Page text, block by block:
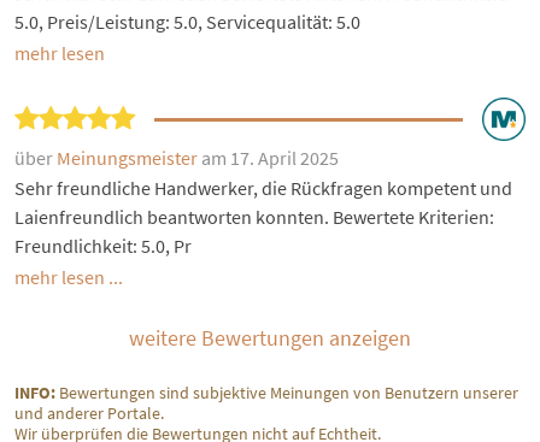
5.0, Preis/Leistung: 5.0, Servicequalität: 5.0
mehr lesen
über Meinungsmeister am 17. April 2025
Sehr freundliche Handwerker, die Rückfragen kompetent und
Laienfreundlich beantworten konnten. Bewertete Kriterien:
Freundlichkeit: 5.0, Pr
mehr lesen ...
weitere Bewertungen anzeigen
INFO: Bewertungen sind subjektive Meinungen von Benutzern unserer
und anderer Portale.
Wir überprüfen die Bewertungen nicht auf Echtheit.